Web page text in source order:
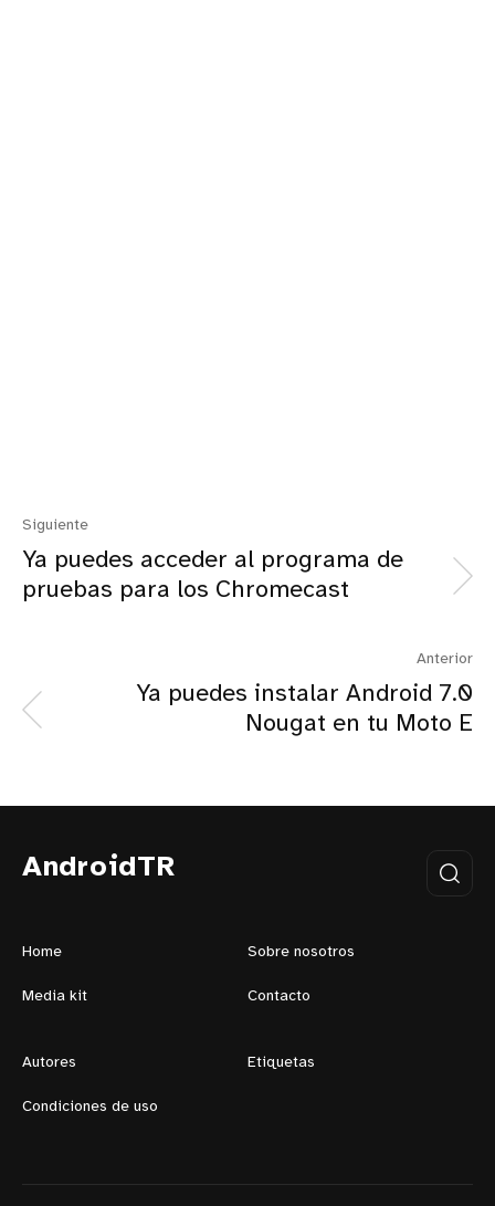
Siguiente
Ya puedes acceder al programa de
pruebas para los Chromecast
Anterior
Ya puedes instalar Android 7.0
Nougat en tu Moto E
AndroidTR
Home Sobre nosotros
Media kit Contacto
Autores Etiquetas
Condiciones de uso